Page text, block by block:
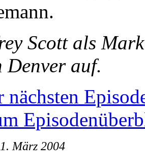
Scott als
Denver auf.
nächsten
März 2004